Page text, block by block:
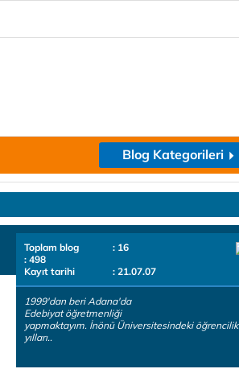
Blog Kategorileri
Toplam blog
: 16
: 498
Kayıt tarihi
: 21.07.07
1999'dan beri Adana'da
Edebiyat öğretmenliği
yapmaktayım. İnönü Üniversitesindeki öğrencilik
yılları..